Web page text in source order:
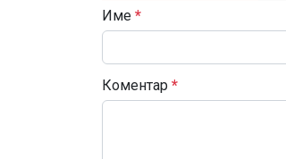
Име *
Коментар *